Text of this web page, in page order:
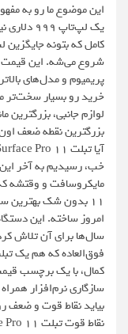
یک
شروع می‌شه. این قیمت،
پریمیوم و مدل‌های
خرید رو بسیار سخت‌تر
بزرگترین نقطه ضعف
آیا تبلت Surface Pro 11 مایکروسافت ارزش خرید داره؟
مایکروسافت و وقتشه
۱۱ بدون شک
امروز ساخته. این
سال‌ها برای آن تلاش
فوق‌العاده که هم یک
کمال، با یک برچسب
سازگاری نرم‌افزار
بیاید نقاط قوت و ضعف
نقاط قوت تبلت Surface Pro 11 مایکروسافت: